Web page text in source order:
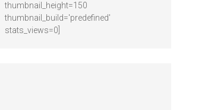
thumbnail_height=150
thumbnail_build='predefined'
stats_views=0]